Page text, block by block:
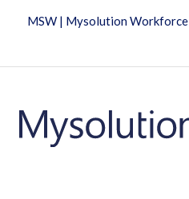
MSW | Mysolution Workforce
Arbeitszeittabelle
Jobangebot/Bewerbungen